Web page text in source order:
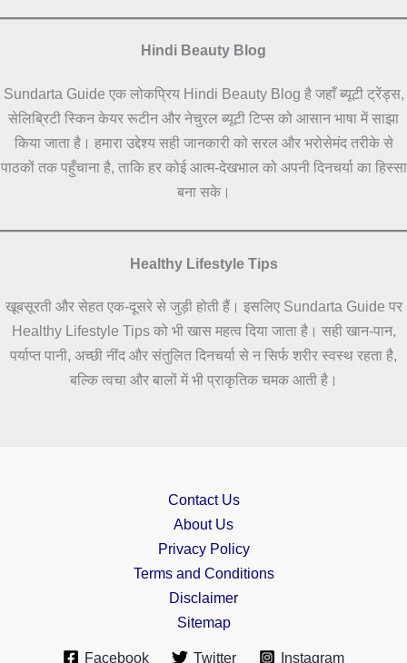
Hindi Beauty Blog
Sundarta Guide एक लोकप्रिय Hindi Beauty Blog है जहाँ ब्यूटी ट्रेंड्स,
सेलिब्रिटी स्किन केयर रूटीन और नेचुरल ब्यूटी टिप्स को आसान भाषा में साझा
किया जाता है। हमारा उद्देश्य सही जानकारी को सरल और भरोसेमंद तरीके से
पाठकों तक पहुँचाना है, ताकि हर कोई आत्म-देखभाल को अपनी दिनचर्या का हिस्सा
बना सके।
Healthy Lifestyle Tips
खूबसूरती और सेहत एक-दूसरे से जुड़ी होती हैं। इसलिए Sundarta Guide पर
Healthy Lifestyle Tips को भी खास महत्व दिया जाता है। सही खान-पान,
पर्याप्त पानी, अच्छी नींद और संतुलित दिनचर्या से न सिर्फ शरीर स्वस्थ रहता है,
बल्कि त्वचा और बालों में भी प्राकृतिक चमक आती है।
Contact Us
About Us
Privacy Policy
Terms and Conditions
Disclaimer
Sitemap
Facebook Twitter Instagram